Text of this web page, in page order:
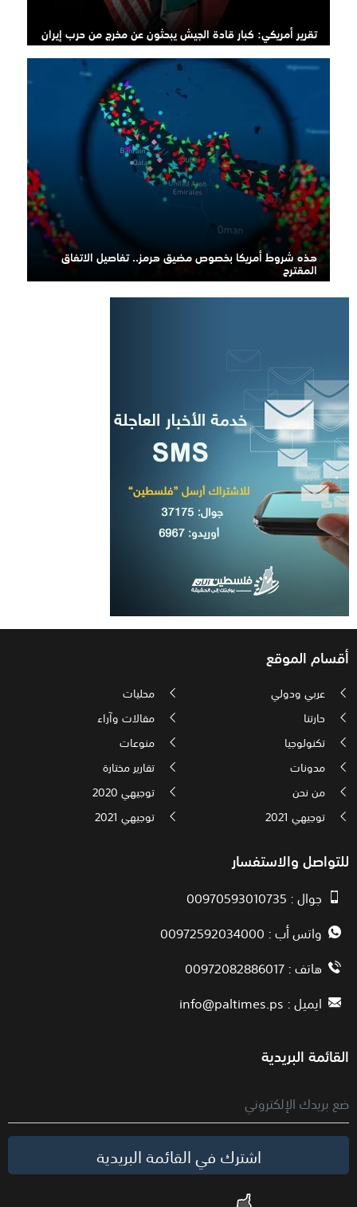
تقرير أمريكي: كبار قادة الجيش يبحثون عن مخرج من حرب إيران
هذه شروط أمريكا بخصوص مضيق هرمز.. تفاصيل الاتفاق
المقترح
أقسام الموقع
عربي ودولي
محليات
حارتنا
مقالات وآراء
تكنولوجيا
منوعات
مدونات
تقارير مختارة
من نحن
توجيهي 2020
توجيهي 2021
توجيهي 2021
للتواصل والاستفسار
جوال : 00970593010735
واتس أب : 00972592034000
هاتف : 00972082886017
ايميل :info@paltimes.ps
القائمة البريدية
اشترك في القائمة البريدية